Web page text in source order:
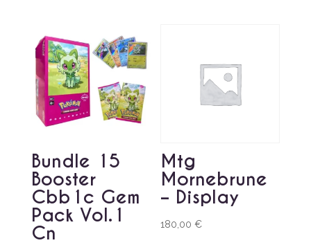
Bundle 15
Booster
Cbb1c Gem
Pack Vol.1
Cn
Mtg
Mornebrune
– Display
180,00€